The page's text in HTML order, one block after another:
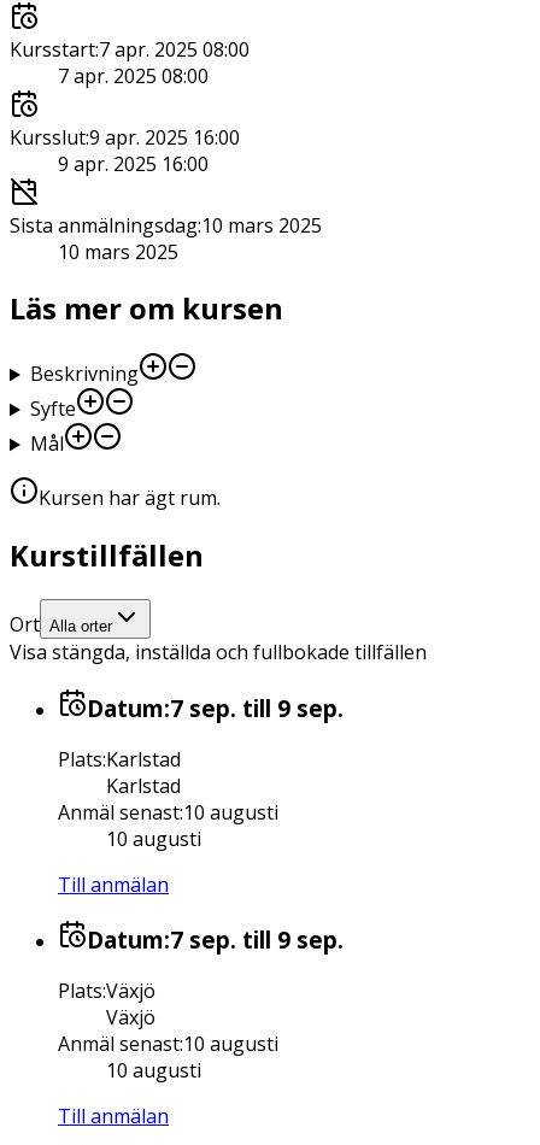
Kursstart:7 apr. 2025 08:00
7 apr. 2025 08:00
Kursslut:9 apr. 2025 16:00
9 apr. 2025 16:00
Sista anmälningsdag:10 mars 2025
10 mars 2025
Läs mer om kursen
Beskrivning
Syfte
Mål
Kursen har ägt rum.
Kurstillfällen
Ort Alla orter
Visa stängda, inställda och fullbokade tillfällen
Datum:7 sep. till 9 sep.
Plats:Karlstad
Karlstad
Anmäl senast:10 augusti
10 augusti
Till anmälan
Datum:7 sep. till 9 sep.
Plats:Växjö
Växjö
Anmäl senast:10 augusti
10 augusti
Till anmälan